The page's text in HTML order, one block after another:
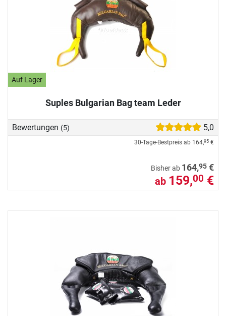
Auf Lager
Suples Bulgarian Bag team Leder
Bewertungen (5) 5,0
30-Tage-Bestpreis ab 164,95 €
Bisher ab 164,95 €
ab 159,00 €